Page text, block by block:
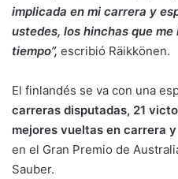
implicada en mi carrera y
ustedes, los hinchas que
tiempo”, escribió Räikkönen.
El finlandés se va con una
carreras disputadas, 21
mejores vueltas en carrera
en el Gran Premio de
Sauber.